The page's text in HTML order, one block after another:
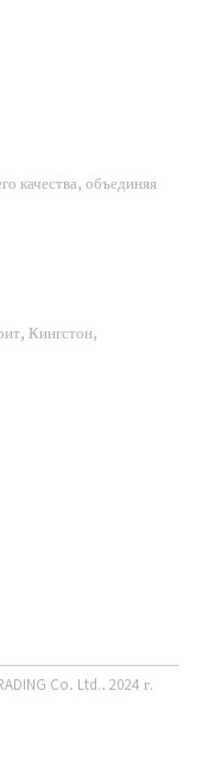
качества, объединяя
Кингстон,
Co, Ltd., 2024 г.